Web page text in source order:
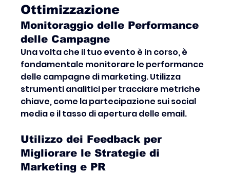
Ottimizzazione
Monitoraggio delle Performance
delle Campagne
Una volta che il tuo evento è in corso, è
fondamentale monitorare le performance
delle campagne di marketing. Utilizza
strumenti analitici per tracciare metriche
chiave, come la partecipazione sui social
media e il tasso di apertura delle email.
Utilizzo dei Feedback per
Migliorare le Strategie di
Marketing e PR